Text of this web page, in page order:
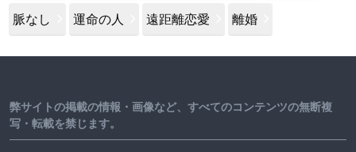
脈なし 運命の人 遠距離恋愛 離婚
弊サイトの掲載の情報・画像など、すべてのコンテンツの無断複
写・転載を禁じます。